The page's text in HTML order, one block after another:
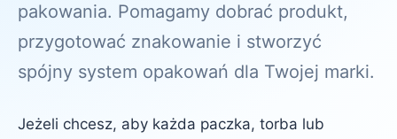
pakowania. Pomagamy dobrać produkt,
przygotować znakowanie i stworzyć
spójny system opakowań dla Twojej marki.
Jeżeli chcesz, aby każda paczka, torba lub